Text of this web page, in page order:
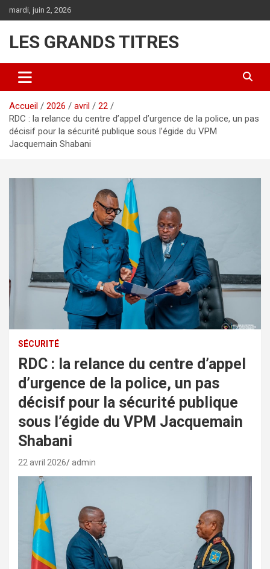
au
mardi, juin 2, 2026
LES GRANDS TITRES
Accueil 2026 avril
22
RDC : la relance du centre d’appel d’urgence de la police, un pas
décisif pour la sécurité publique sous l’égide du VPM
Jacquemain Shabani
SÉCURITÉ
RDC : la relance du centre d’appel
d’urgence de la police, un pas
décisif pour la sécurité publique
sous l’égide du VPM Jacquemain
Shabani
22 avril 2026 admin